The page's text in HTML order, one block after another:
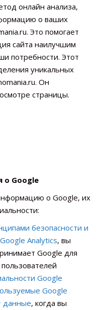
онлайн анализа,
о ваших
Это помогает
сайта наилучшим
потребности. Этот
уникальных
Он
страницы.
о Google
о Google, их
безопасности и
Analytics, вы
Google для
Google
Google
данные, когда вы